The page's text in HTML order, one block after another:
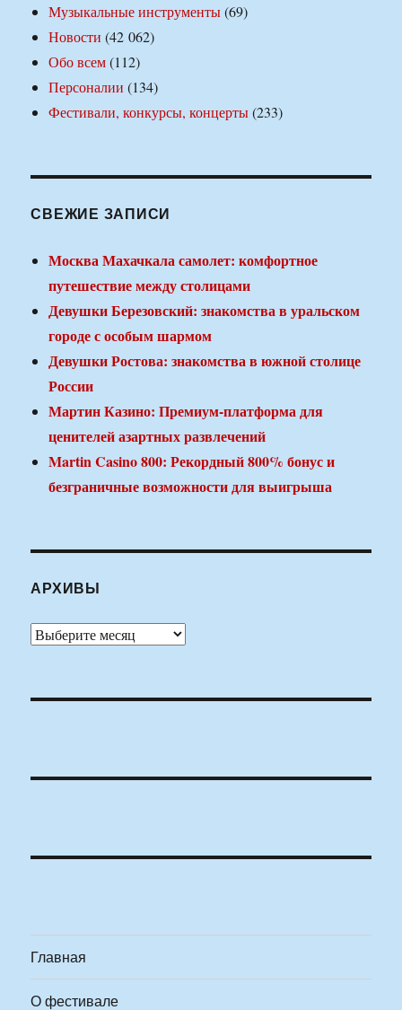
Музыкальные инструменты(69)
Новости (42 062)
Обо всем(112)
Персоналии (134)
Фестивали, конкурсы, концерты(233)
СВЕЖИЕ ЗАПИСИ
Москва Махачкала самолет: комфортное
путешествие между столицами
Девушки Березовский: знакомства в уральском
городе с особым шармом
Девушки Ростова: знакомства в южной столице
России
Мартин Казино: Премиум-платформа для
ценителей азартных развлечений
Martin Casino 800: Рекордный 800% бонус и
безграничные возможности для выигрыша
АРХИВЫ
Архивы
Главная
О фестивале